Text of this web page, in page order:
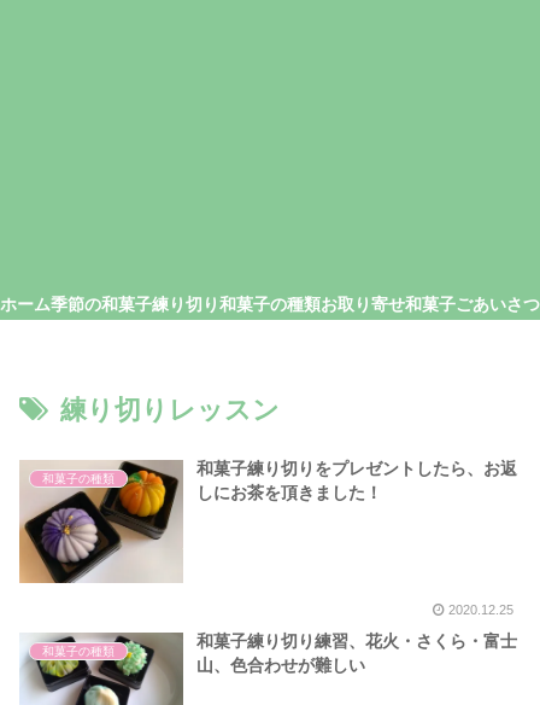
ホーム季節の和菓子練り切り和菓子の種類お取り寄せ和菓子
練り切りレッスン
和菓子の種類
和菓子練り切りをプレゼントしたら、お返
しにお茶を頂きました！
2020.12.25
和菓子の種類
和菓子練り切り練習、花火・さくら・富士
山、色合わせが難しい